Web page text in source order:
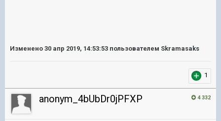
Изменено 30 апр 2019, 14:53:53 пользователем Skramasaks
1
4 332
anonym_4bUbDr0jPFXP